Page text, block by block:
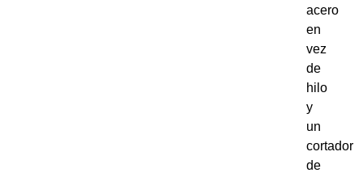
acero
en
vez
de
hilo
y
un
cortador
de